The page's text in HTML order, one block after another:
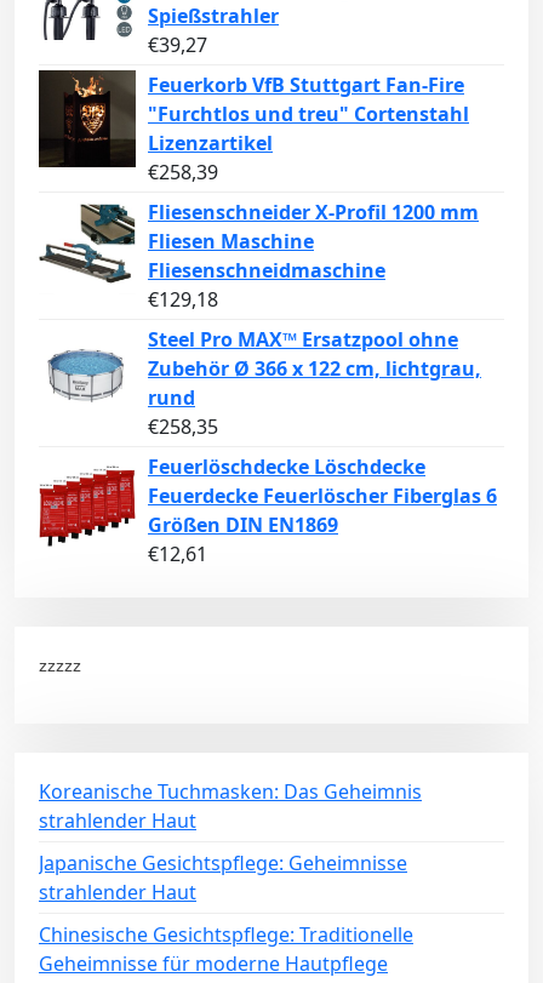
Spießstrahler
€39,27
Feuerkorb VfB Stuttgart Fan-Fire
"Furchtlos und treu" Cortenstahl
Lizenzartikel
€258,39
Fliesenschneider X-Profil 1200 mm
Fliesen Maschine
Fliesenschneidmaschine
€129,18
Steel Pro MAX™ Ersatzpool ohne
Zubehör Ø 366 x 122 cm, lichtgrau,
rund
€258,35
Feuerlöschdecke Löschdecke
Feuerdecke Feuerlöscher Fiberglas 6
Größen DIN EN1869
€12,61
zzzzz
Koreanische Tuchmasken: Das Geheimnis
strahlender Haut
Japanische Gesichtspflege: Geheimnisse
strahlender Haut
Chinesische Gesichtspflege: Traditionelle
Geheimnisse für moderne Hautpflege